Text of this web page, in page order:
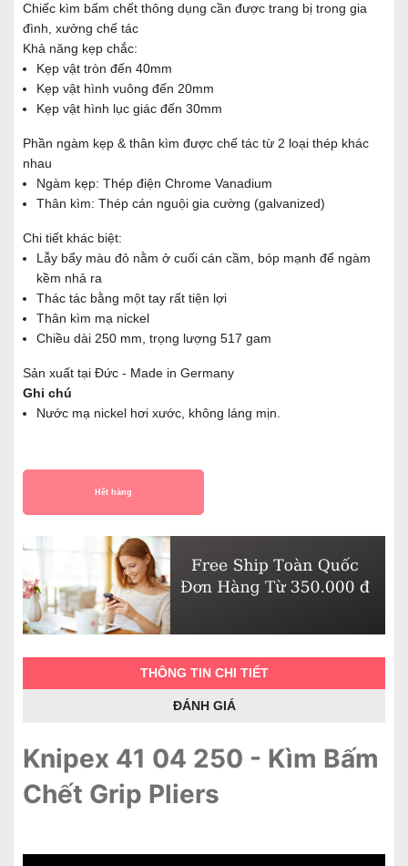
Chiếc kìm bấm chết thông dụng cần được trang bị trong gia
đình, xưởng chế tác
Khả năng kẹp chắc:
Kẹp vật tròn đến 40mm
Kẹp vật hình vuông đến 20mm
Kẹp vật hình lục giác đến 30mm
Phần ngàm kẹp & thân kìm được chế tác từ 2 loại thép khác
nhau
Ngàm kẹp: Thép điện Chrome Vanadium
Thân kìm: Thép cán nguội gia cường (galvanized)
Chi tiết khác biệt:
Lẫy bẩy màu đỏ nằm ở cuối cán cầm, bóp mạnh để ngàm
kềm nhả ra
Thác tác bằng một tay rất tiện lợi
Thân kìm mạ nickel
Chiều dài 250 mm, trọng lượng 517 gam
Sản xuất tại Đức - Made in Germany
Ghi chú
Nước mạ nickel hơi xước, không láng mịn.
Hết hàng
THÔNG TIN CHI TIẾT
ĐÁNH GIÁ
Knipex 41 04 250 - Kìm Bấm
Chết Grip Pliers